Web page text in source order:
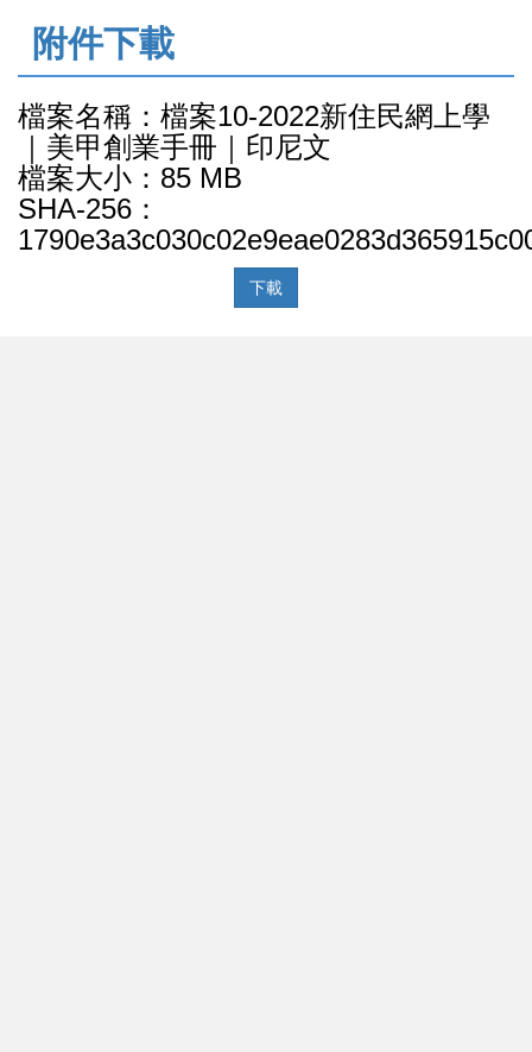
附件下載
檔案名稱：檔案10-2022新住民網上學
｜美甲創業手冊｜印尼文
檔案大小：85 MB
SHA-256：
下載